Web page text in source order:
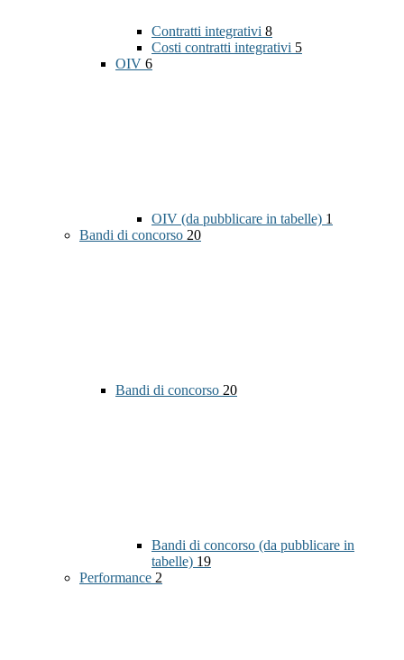
Contratti integrativi 8
Costi contratti integrativi 5
OIV 6
OIV (da pubblicare in tabelle) 1
Bandi di concorso 20
Bandi di concorso 20
Bandi di concorso (da pubblicare in
tabelle) 19
Performance 2